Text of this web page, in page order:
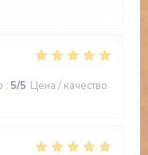
: 5/5 Цена / качество